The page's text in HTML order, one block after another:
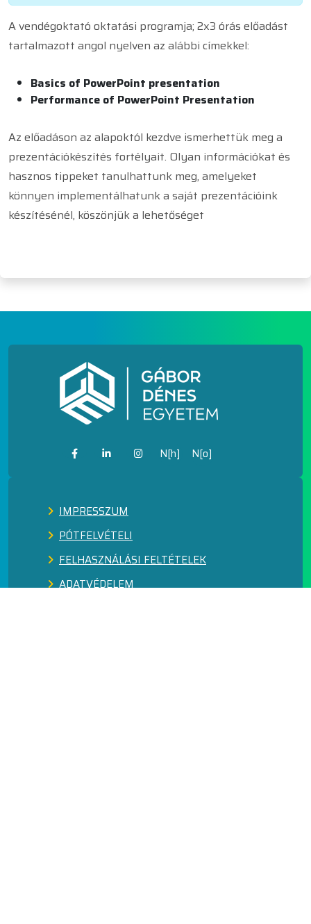
A vendégoktató oktatási programja; 2x3 órás előadást
tartalmazott angol nyelven az alábbi címekkel:
Basics of PowerPoint presentation
Performance of PowerPoint Presentation
Az előadáson az alapoktól kezdve ismerhettük meg a
prezentációkészítés fortélyait. Olyan információkat és
hasznos tippeket tanulhattunk meg, amelyeket
könnyen implementálhatunk a saját prezentációink
készítésénél, köszönjük a lehetőséget
N[h] N[o]
IMPRESSZUM
PÓTFELVÉTELI
FELHASZNÁLÁSI FELTÉTELEK
ADATVÉDELEM